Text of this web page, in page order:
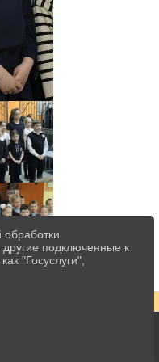
подключенные к
"Госуслуги",